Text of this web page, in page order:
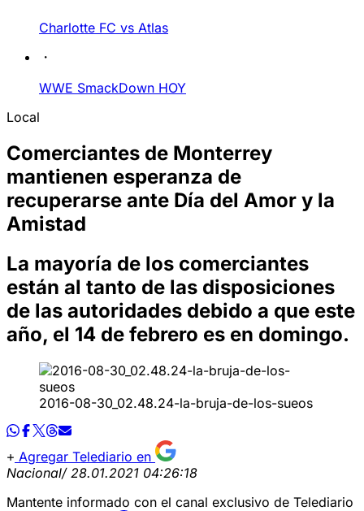
Charlotte FC vs Atlas
WWE SmackDown HOY
Local
Comerciantes de Monterrey
mantienen esperanza de
recuperarse ante Día del Amor y la
Amistad
La mayoría de los comerciantes
están al tanto de las disposiciones
de las autoridades debido a que este
año, el 14 de febrero es en domingo.
2016-08-30_02.48.24-la-bruja-de-los-sueos
Agregar Telediario en
Nacional/ 28.01.2021 04:26:18
Mantente informado con el canal exclusivo de Telediario